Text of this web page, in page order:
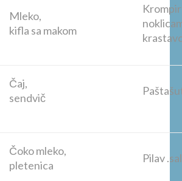
Mleko,
kifla sa makom
Čaj,
sendvič
Čoko mleko,
pletenica
Pilav